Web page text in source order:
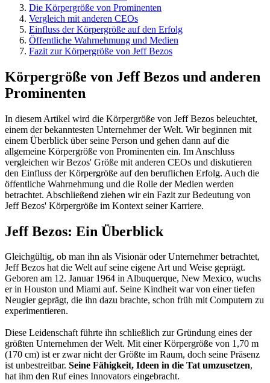
Die Körpergröße von Prominenten
Vergleich mit anderen CEOs
Einfluss der Körpergröße auf den Erfolg
Öffentliche Wahrnehmung und Medien
Fazit zur Körpergröße von Jeff Bezos
Körpergröße von Jeff Bezos und anderen
Prominenten
In diesem Artikel wird die Körpergröße von Jeff Bezos beleuchtet,
einem der bekanntesten Unternehmer der Welt. Wir beginnen mit
einem Überblick über seine Person und gehen dann auf die
allgemeine Körpergröße von Prominenten ein. Im Anschluss
vergleichen wir Bezos' Größe mit anderen CEOs und diskutieren
den Einfluss der Körpergröße auf den beruflichen Erfolg. Auch die
öffentliche Wahrnehmung und die Rolle der Medien werden
betrachtet. Abschließend ziehen wir ein Fazit zur Bedeutung von
Jeff Bezos' Körpergröße im Kontext seiner Karriere.
Jeff Bezos: Ein Überblick
Gleichgültig, ob man ihn als Visionär oder Unternehmer betrachtet,
Jeff Bezos hat die Welt auf seine eigene Art und Weise geprägt.
Geboren am 12. Januar 1964 in Albuquerque, New Mexico, wuchs
er in Houston und Miami auf. Seine Kindheit war von einer tiefen
Neugier geprägt, die ihn dazu brachte, schon früh mit Computern zu
experimentieren.
Diese Leidenschaft führte ihn schließlich zur Gründung eines der
größten Unternehmen der Welt. Mit einer Körpergröße von 1,70 m
(170 cm) ist er zwar nicht der Größte im Raum, doch seine Präsenz
ist unbestreitbar. Seine Fähigkeit, Ideen in die Tat umzusetzen,
hat ihm den Ruf eines Innovators eingebracht.